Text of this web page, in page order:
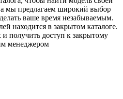
мы предлагаем широкий выбор
ваше время незабываемым.
находится в закрытом каталоге.
получить доступ к закрытому
менеджером